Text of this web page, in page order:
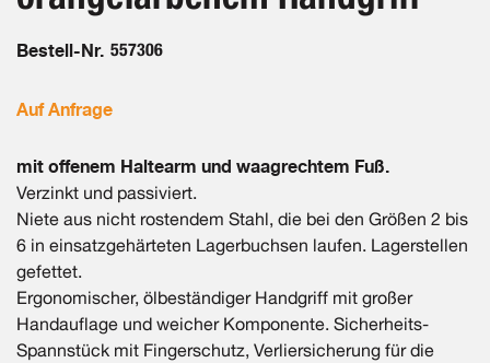
Bestell-Nr. 557306
Auf Anfrage
mit offenem Haltearm und waagrechtem Fuß.
Verzinkt und passiviert.
Niete aus nicht rostendem Stahl, die bei den Größen 2 bis
6 in einsatzgehärteten Lagerbuchsen laufen. Lagerstellen
gefettet.
Ergonomischer, ölbeständiger Handgriff mit großer
Handauflage und weicher Komponente. Sicherheits-
Spannstück mit Fingerschutz, Verliersicherung für die